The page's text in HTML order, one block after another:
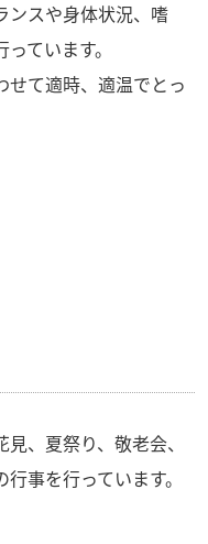
ンスや身体状況、嗜
ています。
せて適時、適温でとっ
、夏祭り、敬老会、
事を行っています。